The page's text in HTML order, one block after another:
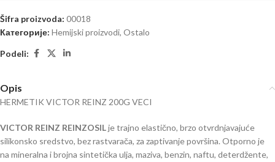
Šifra proizvoda: 00018
Категорије: Hemijski proizvodi, Ostalo
Podeli:
Opis
HERMETIK VICTOR REINZ 200G VECI
VICTOR REINZ REINZOSILje trajno elastično, brzo otvrdnjavajuće
silikonsko sredstvo, bez rastvarača, za zaptivanje površina. Otporno je
na mineralna i brojna sintetička ulja, maziva, benzin, naftu, deterdžente,